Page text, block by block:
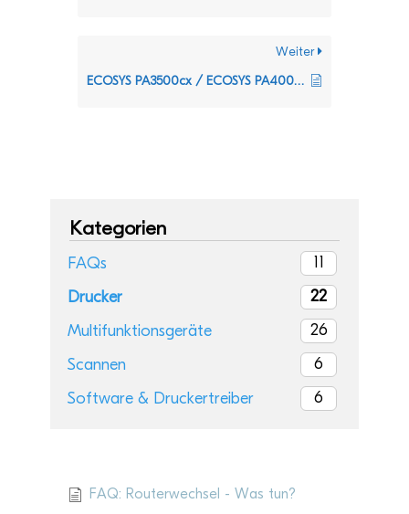
Weiter
ECOSYS PA3500cx / ECOSYS PA4000cx / ECOSYS PA4500cx
Kategorien
FAQs
11
Drucker
22
Multifunktionsgeräte
26
Scannen
6
Software & Druckertreiber
6
FAQ: Routerwechsel - Was tun?